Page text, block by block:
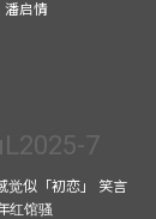
潘启情
觉似「初恋」 笑言
红馆骚